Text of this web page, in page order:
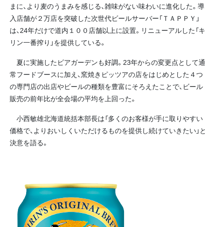
まに、より麦のうまみを感じる、雑味がない味わいに進化した。導
入店舗が２万店を突破した次世代ビールサーバー「ＴＡＰＰＹ」
は、24年だけで道内１００店舗以上に設置。リニューアルした「キ
リン一番搾り」を提供している。
夏に実施したビアガーデンも好調。23年からの変更点として通
常フードブースに加え、窯焼きピッツアの店をはじめとした４つ
の専門店の出店やビールの種類を豊富にそろえたことで、ビール
販売の前年比が全会場の平均を上回った。
小西敏雄北海道統括本部長は「多くのお客様が手に取りやすい
価格で、よりおいしくいただけるものを提供し続けていきたい」と
決意を語る。